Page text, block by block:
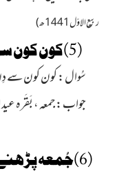
ربیع الاوّل 1441 ھ)
(5)کون کون سے دِن سُرمہ لگانا سنَّت ہے؟
سُوال : کون کون سے
جواب : جمعہ ، بَقَرہ
(6)جُمعہ پڑھنے کے لئے جاتے ہوئے